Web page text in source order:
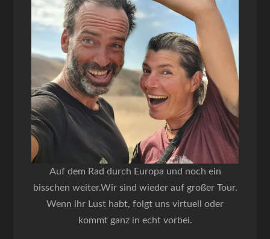
Auf dem Rad durch Europa und noch ein
bisschen weiter.Wir sind wieder auf großer Tour.
Wenn ihr Lust habt, folgt uns virtuell oder
kommt ganz in echt vorbei.